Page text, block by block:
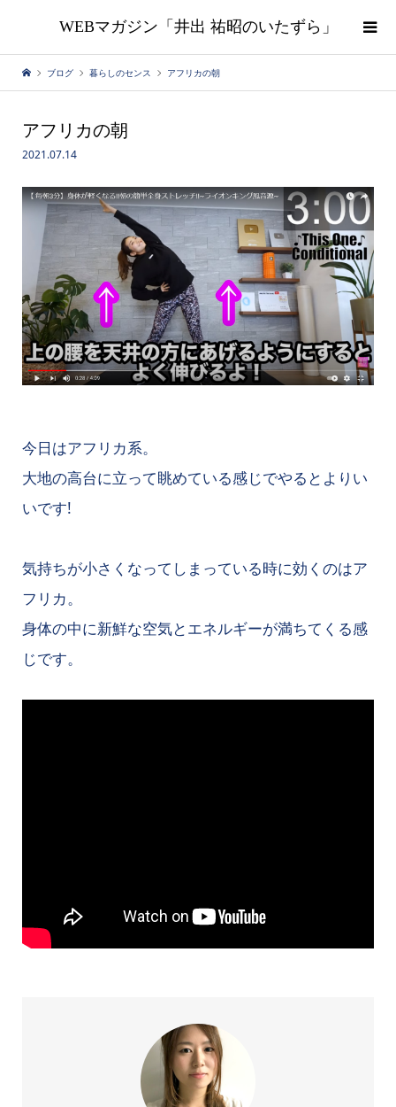
WEBマガジン「井出 祐昭のいたずら」
ブログ 暮らしのセンス アフリカの朝
アフリカの朝
2021.07.14
今日はアフリカ系。
大地の高台に立って眺めている感じでやるとよりい
いです!
気持ちが小さくなってしまっている時に効くのはア
フリカ。
身体の中に新鮮な空気とエネルギーが満ちてくる感
じです。